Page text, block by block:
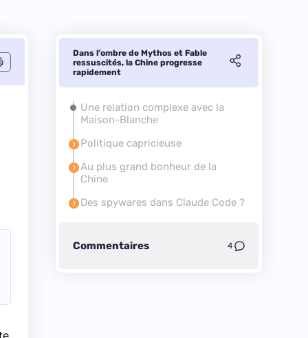
Dans l’ombre de Mythos et Fable
ressuscités, la Chine progresse
rapidement
Une relation complexe avec la
Maison-Blanche
Politique capricieuse
Au plus grand bonheur de la
Chine
Des spywares dans Claude Code ?
Commentaires 4